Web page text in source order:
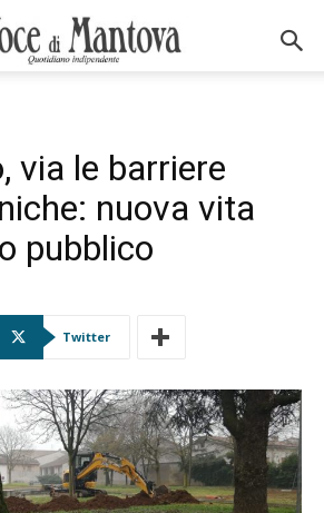
via le barriere
nuova vita
pubblico
Twitter